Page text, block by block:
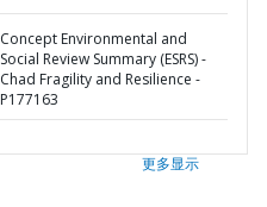
Concept Environmental and
Social Review Summary (ESRS) -
Chad Fragility and Resilience -
P177163
更多显示